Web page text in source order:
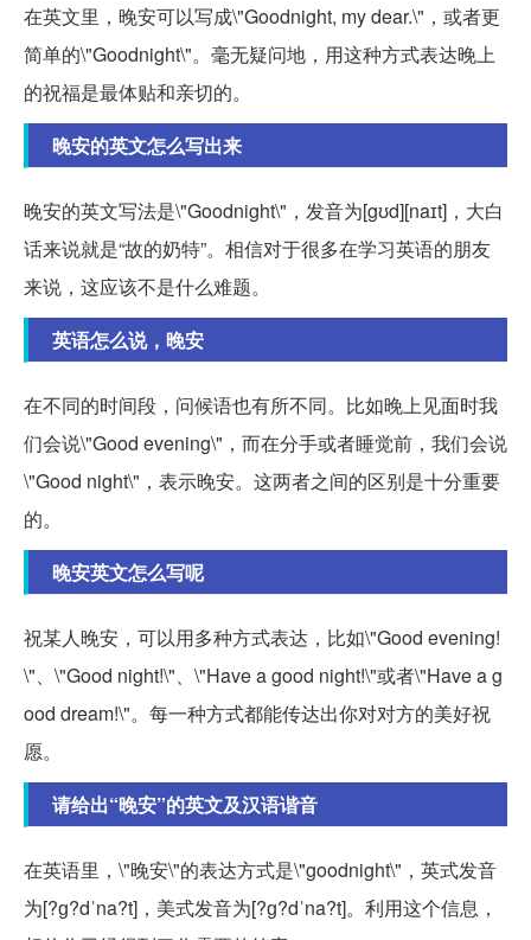
在英文里，晚安可以写成\"Goodnight, my dear.\"，或者更
简单的\"Goodnight\"。毫无疑问地，用这种方式表达晚上
的祝福是最体贴和亲切的。
晚安的英文怎么写出来
晚安的英文写法是\"Goodnight\"，发音为[gʊd][naɪt]，大白
话来说就是“故的奶特”。相信对于很多在学习英语的朋友
来说，这应该不是什么难题。
英语怎么说，晚安
在不同的时间段，问候语也有所不同。比如晚上见面时我
们会说\"Good evening\"，而在分手或者睡觉前，我们会说
\"Good night\"，表示晚安。这两者之间的区别是十分重要
的。
晚安英文怎么写呢
祝某人晚安，可以用多种方式表达，比如\"Good evening!
\"、\"Good night!\"、\"Have a good night!\"或者\"Have a g
ood dream!\"。每一种方式都能传达出你对对方的美好祝
愿。
请给出“晚安”的英文及汉语谐音
在英语里，\"晚安\"的表达方式是\"goodnight\"，英式发音
为[?ɡ?dˈna?t]，美式发音为[?ɡ?dˈna?t]。利用这个信息，